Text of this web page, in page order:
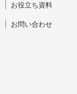
お役立ち資料
お問い合わせ